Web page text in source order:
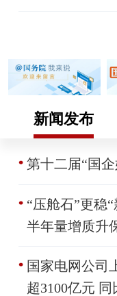
新闻发布
第十二届“国
“压舱石”更稳
半年量增质升
国家电网公司
超3100亿元 同